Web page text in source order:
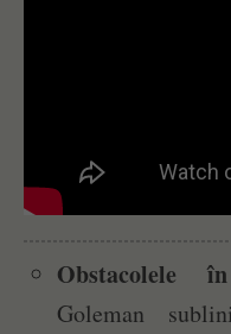
Obstacolele
Goleman